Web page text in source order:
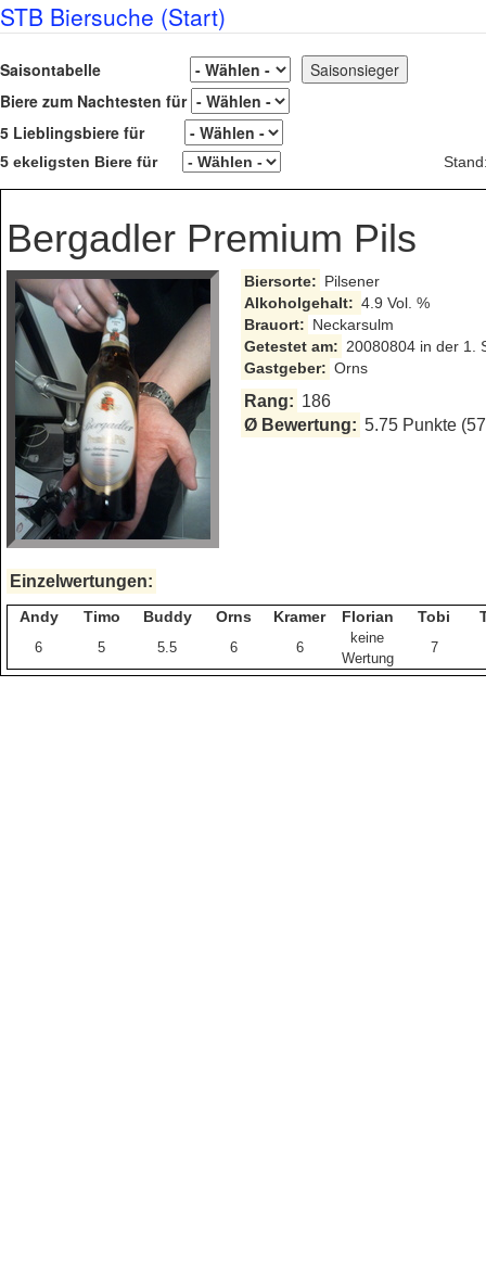
STB Biersuche (Start)
Saisontabelle
Biere zum Nachtesten für
5 Lieblingsbiere für
5 ekeligsten Biere für
Bergadler Premium Pils
Biersorte: Pilsener
Alkoholgehalt: 4.9 Vol. %
Brauort: Neckarsulm
Getestet am: 20080804 in der 1.
Gastgeber: Orns
Rang: 186
Ø Bewertung: 5.75 Punkte
Einzelwertungen:
Andy Timo Buddy Orns Kramer Florian Tobi
6 5 5.5 6 6
keine
Wertung
7